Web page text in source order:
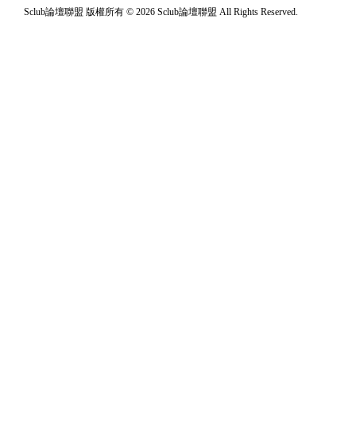
Sclub論壇聯盟 版權所有 © 2026 Sclub論壇聯盟 All Rights Reserved.